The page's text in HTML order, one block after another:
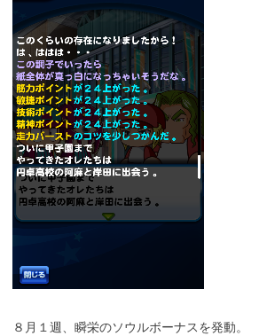
８月１週、瞬栄のソウルボーナスを発動。